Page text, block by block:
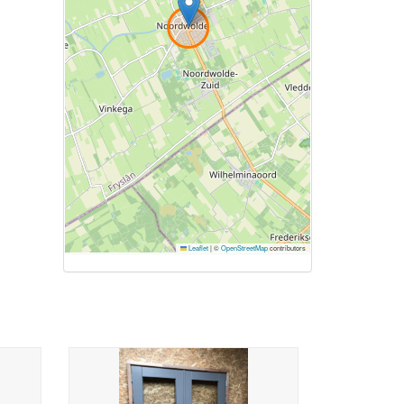
Leaflet|©OpenStreetMapcontributors